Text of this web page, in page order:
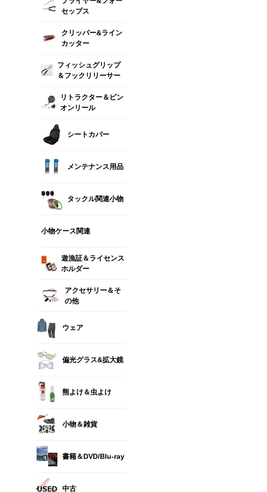
セップス
クリッパー&ライン
カッター
フィッシュグリップ
＆フックリリーサー
リトラクター＆ピン
オンリール
シートカバー
メンテナンス用品
タックル関連小物
小物ケース関連
遊漁証＆ライセンス
ホルダー
アクセサリー＆そ
の他
ウェア
偏光グラス&拡大鏡
熊よけ＆虫よけ
小物＆雑貨
書籍＆DVD/Blu-ray
中古